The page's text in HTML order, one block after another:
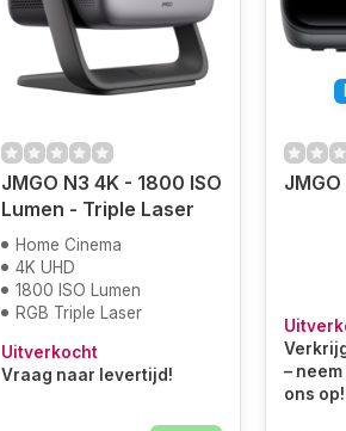
JMGO N3 4K - 1800 ISO
Lumen - Triple Laser
Home Cinema
4K UHD
1800 ISO Lumen
RGB Triple Laser
Uitverkocht
Vraag naar levertijd!
–
ons op!